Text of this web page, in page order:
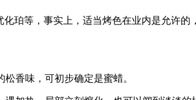
珀等，事实上，适当烤色在业内是允许
香味，可初步确定是蜜蜡。